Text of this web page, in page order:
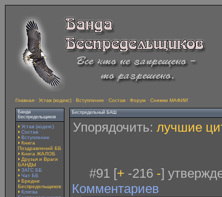
Главная · Устав (кодекс) · Вступление · Состав · Форум · Снимки МАФИИ
Банда
Беспредельщиков
Устав (кодекс)
Состав
Вступление
Книга
Поздравлений ББ
Книга ЖАЛОБ
Друзья и Враги
БАНДЫ
ЗАГС ББ
Чат ББ
Бредни
Беспредельщиков
Клятва
Беспредельный БАШ
Упорядочить: лучшие
#91 [+ -216 -]
Комментариев